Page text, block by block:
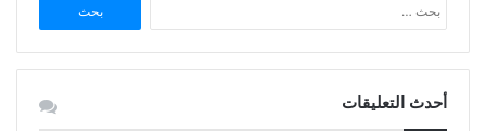
عن:
أحدث التعليقات